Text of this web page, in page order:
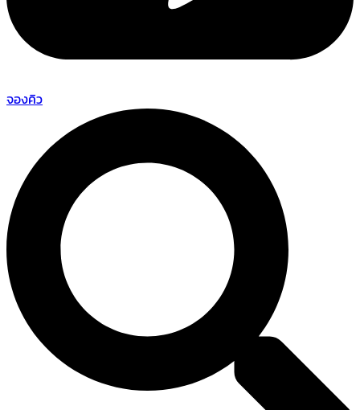
จองคิว